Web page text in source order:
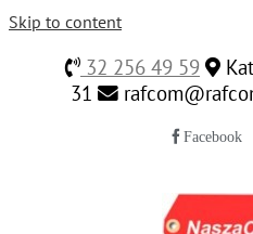
Skip to content
32 256 49 59
31
Facebook